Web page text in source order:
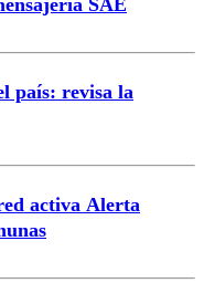
SAE
país: revisa la
activa Alerta